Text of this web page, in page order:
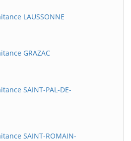
LAUSSONNE
GRAZAC
SAINT-PAL-DE-
SAINT-ROMAIN-